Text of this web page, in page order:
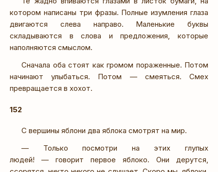
котором написаны три фразы. Полные изумления глаза
двигаются слева направо. Маленькие буквы
складываются в слова и предложения, которые
наполняются смыслом.
Сначала оба стоят как громом пораженные. Потом
начинают улыбаться. Потом — смеяться. Смех
превращается в хохот.
152
С вершины яблони два яблока смотрят на мир.
— Только посмотри на этих глупых
людей! — говорит первое яблоко. Они дерутся,